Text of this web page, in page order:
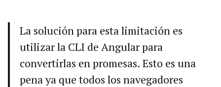
La solución para esta limitación es
utilizar la CLI de Angular para
convertirlas en promesas. Esto es una
pena ya que todos los navegadores